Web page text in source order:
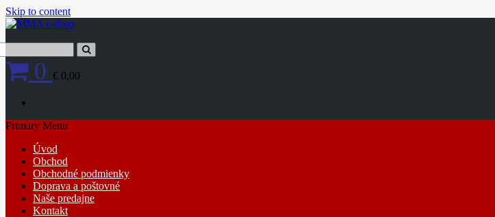
Skip to content
0 € 0,00
Primary Menu
Úvod
Obchod
Obchodné podmienky
Doprava a poštovné
Naše predajne
Kontakt